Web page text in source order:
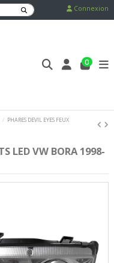
Connexion
0
PHARES DEVIL EYES FEUX
LED VW BORA 1998-